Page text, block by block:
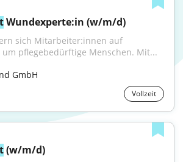
Wundexperte:in (w/m/d)
sich Mitarbeiter:innen auf
um pflegebedürftige Menschen. Mit...
GmbH
Vollzeit
(w/m/d)